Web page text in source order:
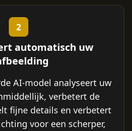
2
automatisch uw
AI-model analyseert uw
verbetert de
fijne details en verbetert
voor een scherper,